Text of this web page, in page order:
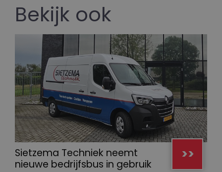
Bekijk ook
>>
Sietzema Techniek neemt
nieuwe bedrijfsbus in gebruik